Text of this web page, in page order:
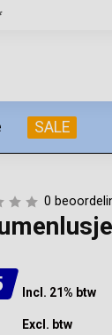
SALE
0
Incl. 21% btw
Excl. btw